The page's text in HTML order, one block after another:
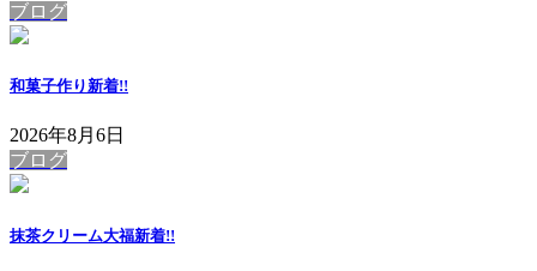
ブログ
和菓子作り新着!!
2026年8月6日
ブログ
抹茶クリーム大福新着!!